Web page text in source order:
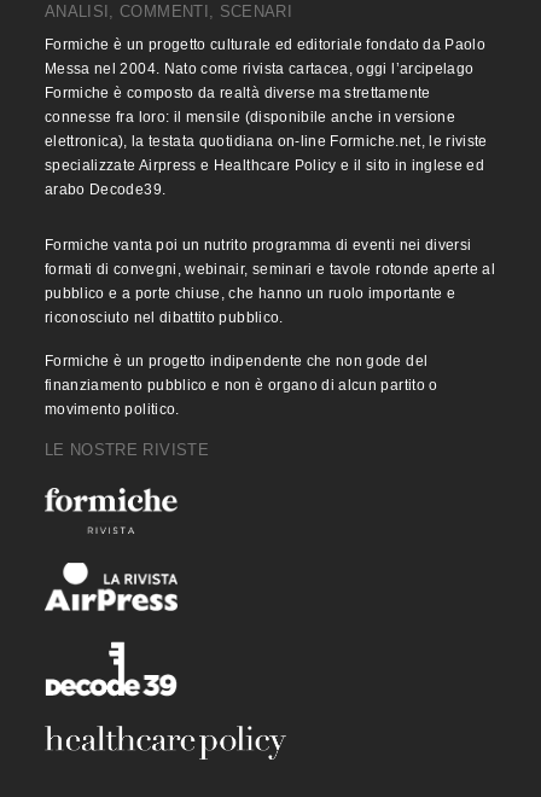
ANALISI, COMMENTI, SCENARI
Formiche è un progetto culturale ed editoriale fondato da Paolo
Messa nel 2004. Nato come rivista cartacea, oggi l’arcipelago
Formiche è composto da realtà diverse ma strettamente
connesse fra loro: il mensile (disponibile anche in versione
elettronica), la testata quotidiana on-line Formiche.net, le riviste
specializzate Airpress e Healthcare Policy e il sito in inglese ed
arabo Decode39.
Formiche vanta poi un nutrito programma di eventi nei diversi
formati di convegni, webinair, seminari e tavole rotonde aperte al
pubblico e a porte chiuse, che hanno un ruolo importante e
riconosciuto nel dibattito pubblico.
Formiche è un progetto indipendente che non gode del
finanziamento pubblico e non è organo di alcun partito o
movimento politico.
LE NOSTRE RIVISTE